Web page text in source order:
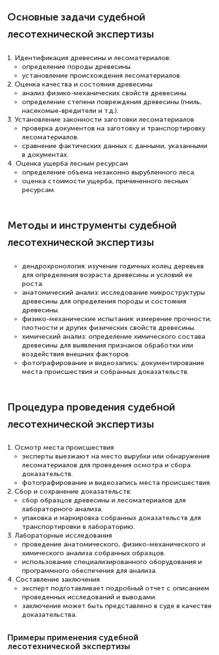
понятно! Проходила повышение
квалификации. Ещё раз - СПАСИБО!
Елена Петрикс
Знаток города 5 уровня
11 марта 2026
Всем добрый день! Я прошла курс
повышени каалификации по
специальности «Тренер-преподаватель
по тяжелой атлетике»! Хочется
подчеркуть, что при обращении
оперативно связались со мной
двух…
Светлана К
Оставила заявку на обучение онлайн, мне
быстро ответили, разъяснили все детали.
Обучение понравилось: огромное
количество тематической литературы,
аттестации, проблем не возникло ни на
каком этапе…
Основные задачи судебной
лесотехнической экспертизы
1. Идентификация древесины и лесоматериалов:
определение породы древесины.
установление происхождения лесоматериалов.
2. Оценка качества и состояния древесины
анализ физико-механических свойств древесины.
определение степени повреждения древесины (гниль,
насекомые-вредители и т.д.).
3. Установление законности заготовки лесоматериалов
проверка документов на заготовку и транспортировку
лесоматериалов.
сравнение фактических данных с данными, указанными
в документах.
4. Оценка ущерба лесным ресурсам
определение объема незаконно вырубленного леса.
оценка стоимости ущерба, причиненного лесным
ресурсам.
Методы и инструменты судебной
лесотехнической экспертизы
дендрохронология: изучение годичных колец деревьев
для определения возраста древесины и условий ее
роста.
анатомический анализ: исследование микроструктуры
древесины для определения породы и состояния
древесины.
физико-механические испытания: измерение прочности,
плотности и других физических свойств древесины.
химический анализ: определение химического состава
древесины для выявления признаков обработки или
воздействия внешних факторов.
фотографирование и видеозапись: документирование
места происшествия и собранных доказательств.
Процедура проведения судебной
лесотехнической экспертизы
1. Осмотр места происшествия
эксперты выезжают на место вырубки или обнаружения
лесоматериалов для проведения осмотра и сбора
доказательств.
фотографирование и видеозапись места происшествия.
2. Сбор и сохранение доказательств:
сбор образцов древесины и лесоматериалов для
лабораторного анализа.
упаковка и маркировка собранных доказательств для
транспортировки в лабораторию.
3. Лабораторные исследования
проведение анатомического, физико-механического и
химического анализа собранных образцов.
использование специализированного оборудования и
программного обеспечения для анализа.
4. Составление заключения
эксперт подготавливает подробный отчет с описанием
проведенных исследований и выводами.
заключение может быть представлено в суде в качестве
доказательства.
Примеры применения судебной
лесотехнической экспертизы